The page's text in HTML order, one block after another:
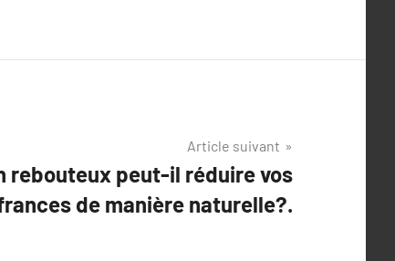
Article suivant
rebouteux peut-il réduire vos
de manière naturelle?.